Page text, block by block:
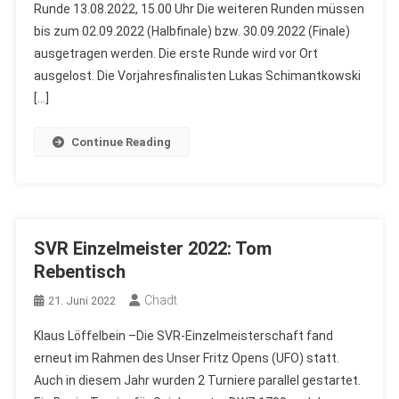
Runde 13.08.2022, 15.00 Uhr Die weiteren Runden müssen
bis zum 02.09.2022 (Halbfinale) bzw. 30.09.2022 (Finale)
ausgetragen werden. Die erste Runde wird vor Ort
ausgelost. Die Vorjahresfinalisten Lukas Schimantkowski
[…]
Continue Reading
SVR Einzelmeister 2022: Tom
Rebentisch
21. Juni 2022 Chadt
Klaus Löffelbein –Die SVR-Einzelmeisterschaft fand
erneut im Rahmen des Unser Fritz Opens (UFO) statt.
Auch in diesem Jahr wurden 2 Turniere parallel gestartet.